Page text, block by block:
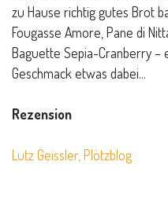
zu Hause richtig gutes Brot
Fougasse Amore, Pane di
Baguette Sepia-Cranberry –
Geschmack etwas dabei…
Rezension
Lutz Geissler, Plötzblog